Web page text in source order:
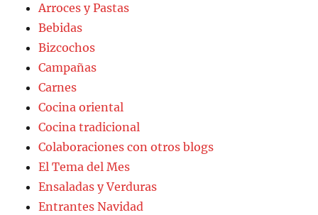
Arroces y Pastas
Bebidas
Bizcochos
Campañas
Carnes
Cocina oriental
Cocina tradicional
Colaboraciones con otros blogs
El Tema del Mes
Ensaladas y Verduras
Entrantes Navidad